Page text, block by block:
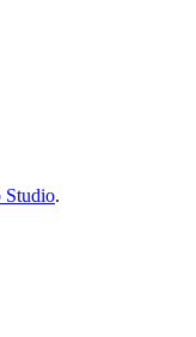
Studio.